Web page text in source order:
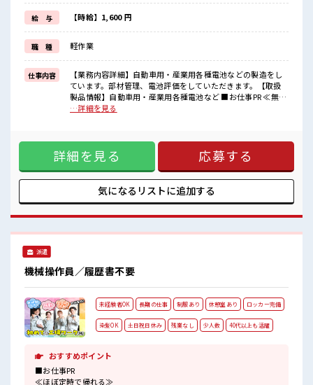
新しいことにチャレンジするのは不安だけど、
しっかり働く環境が整っています！
イチからスキルUP・ステップUP目指していきましょう！
≪様々なお仕事をご提案≫
一人で悩まず気軽に相談できる、
派遣のお仕事です！
■職場の雰囲気
休憩室でホッと一息リフレッシュ！
職場にはロッカー完備！
高収入もバッチリ目指せますよ！
給 与 【時給】1,600 円
職 種 軽作業
仕事内容
【業務内容詳細】自動車用・産業用各種電池などの製造をし
ています。部材管理、電池評価をしていただきます。【取扱
製品情報】自動車用・産業用各種電池など ■お仕事PR ≪無理
なくお給料に残業代を上乗せ≫ 残業は月20時間未満で、 ほど
にチャレンジするのは不安だけど、 しっかり働く環境が整っ
ています！ イチからスキルUP・ステップUP目指していきま
しょう！ ≪様々なお仕事をご提案≫ 一人で悩まず気軽に相談
できる、 派遣のお仕事です！ ■職場の雰囲気 休憩室でホッと
一息リフレッシュ！ 職場にはロッカー完備！ 私物の置きすぎ
には注意が必要ですね★ 程よく残業あり！ 高収入もバッチリ
…詳細を見る
詳細を見る 応募する
気になるリストに追加する
派遣
機械操作員／履歴書不要
未経験者OK 長期の仕事 制服あり 休憩室あり ロッカー完備
染髪OK 土日祝日休み 残業なし 少人数 40代以上も活躍
おすすめポイント
■お仕事PR
≪ほぼ定時で帰れる≫